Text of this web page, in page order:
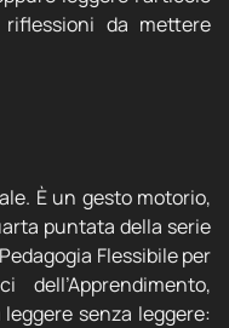
da mettere
È un gesto motorio,
puntata della serie
Flessibile per
senza leggere: